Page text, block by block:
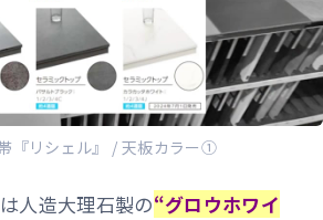
『リシェル』 / 天板カラー①
人造大理石製の“グロウホワイ